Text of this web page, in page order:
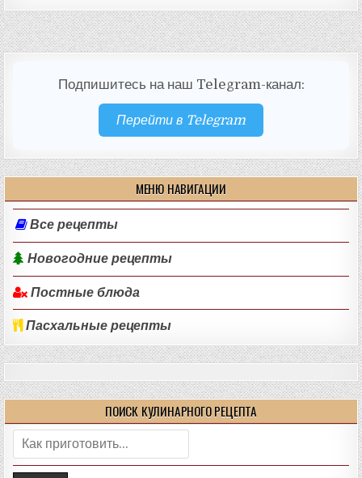
Подпишитесь на наш Telegram-канал:
Перейти в Telegram
МЕНЮ НАВИГАЦИИ
Все рецепты
Новогодние рецепты
Постные блюда
Пасхальные рецепты
ПОИСК КУЛИНАРНОГО РЕЦЕПТА
Поиск: